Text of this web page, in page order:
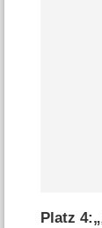
Platz 4: